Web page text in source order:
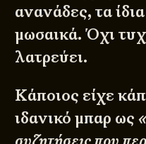
ανανάδες, τα
μωσαικά. Όχι
λατρεύει.
Κάποιος είχε
ιδανικό μπαρ ως